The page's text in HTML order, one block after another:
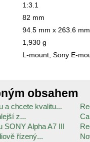
1:3.1
82 mm
94.5 mm x 263.6 mm
1,930 g
L-mount, Sony E-
obsahem
a chcete kvalitu...
z...
SONY Alpha A7 III
řízený...